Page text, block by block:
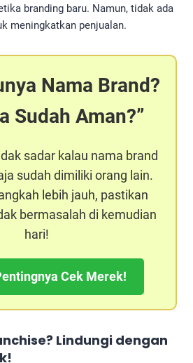
branding baru. Namun, tidak ada
meningkatkan penjualan.
Nama Brand?
Sudah Aman?
sadar kalau nama brand
sudah dimiliki orang lain.
lebih jauh, pastikan
bermasalah di kemudian
hari!
Cek Merek!
? Lindungi dengan